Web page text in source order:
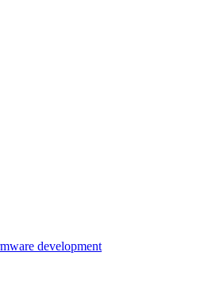
development